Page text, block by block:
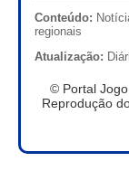
Conteúdo:
regionais
Atualização:
© Portal
Reprodução